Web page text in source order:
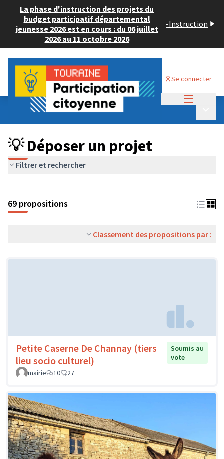
La phase d'instruction des projets du
budget participatif départemental
jeunesse 2026 est en cours : du 06 juillet
2026 au 11 octobre 2026
-Instruction
Se connecter
Budget Participatif ADULTE 2024
💡 Déposer un projet
💡 Déposer un projet
Filtrer et rechercher
69 propositions
Classement des propositions par :
Petite Caserne De Channay (tiers
lieu socio culturel)
Soumis au
vote
mairie
10 27